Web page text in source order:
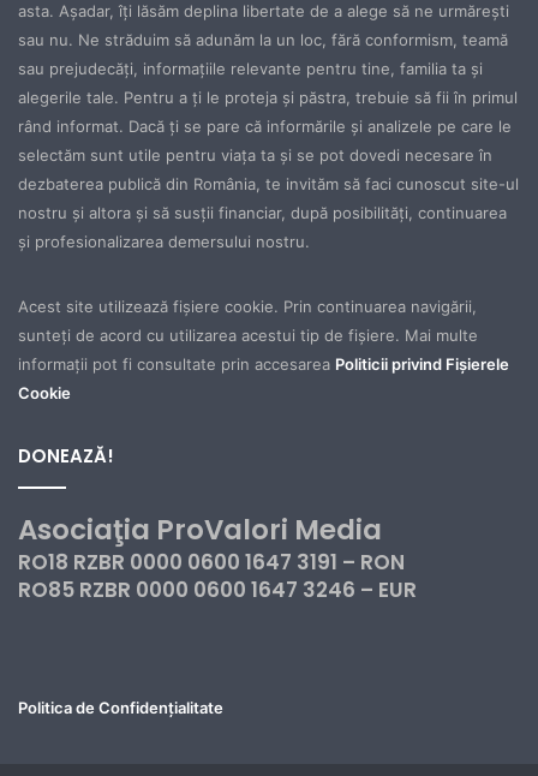
asta. Aşadar, îţi lăsăm deplina libertate de a alege să ne urmăreşti
sau nu. Ne străduim să adunăm la un loc, fără conformism, teamă
sau prejudecăţi, informaţiile relevante pentru tine, familia ta şi
alegerile tale. Pentru a ţi le proteja şi păstra, trebuie să fii în primul
rând informat. Dacă ţi se pare că informările şi analizele pe care le
selectăm sunt utile pentru viaţa ta şi se pot dovedi necesare în
dezbaterea publică din România, te invităm să faci cunoscut site-ul
nostru şi altora şi să susţii financiar, după posibilităţi, continuarea
şi profesionalizarea demersului nostru.
Acest site utilizează fișiere cookie. Prin continuarea navigării,
sunteți de acord cu utilizarea acestui tip de fișiere. Mai multe
informații pot fi consultate prin accesarea Politicii privind Fișierele
Cookie
DONEAZĂ!
Asociaţia ProValori Media
RO18 RZBR 0000 0600 1647 3191 – RON
RO85 RZBR 0000 0600 1647 3246 – EUR
Politica de Confidențialitate